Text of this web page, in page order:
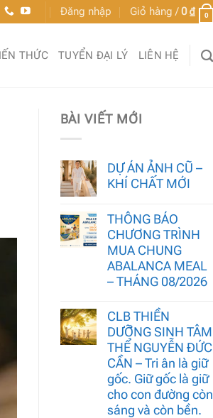
Đăng nhập Giỏ hàng /0₫ 0
THỨC TUYỂN ĐẠI LÝ LIÊN HỆ
BÀI VIẾT MỚI
DỰ ÁN ẢNH CŨ –
KHÍ CHẤT MỚI
THÔNG BÁO
CHƯƠNG TRÌNH
MUA CHUNG
ABALANCA MEAL
– THÁNG 08/2026
CLB THIỀN
DƯỠNG SINH TÂM
THỂ NGUYỄN ĐỨC
CẦN – Tri ân là giữ
gốc. Giữ gốc là giữ
cho con đường còn
sáng và còn bền.